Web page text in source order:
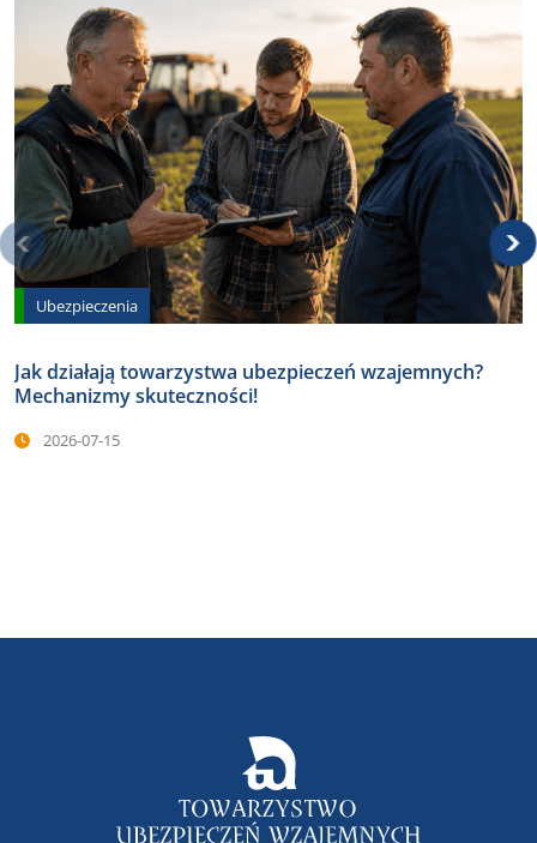
Ubezpieczenia
Jak działają towarzystwa ubezpieczeń wzajemnych?
Mechanizmy skuteczności!
2026-07-15